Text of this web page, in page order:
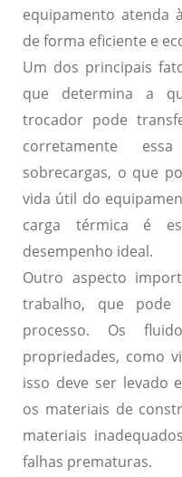
equipamento atenda
de forma eficiente e
Um dos principais
que determina a
trocador pode
corretamente
sobrecargas, o que
vida útil do
carga térmica é
desempenho ideal.
Outro aspecto
trabalho, que pode
processo. Os
propriedades, como
isso deve ser levado
os materiais de
materiais
falhas prematuras.